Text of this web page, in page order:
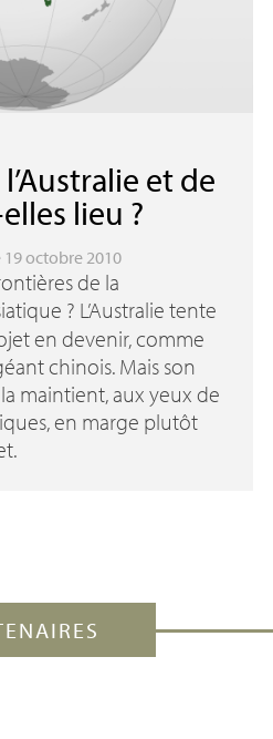
et de
lieu ?
19 octobre 2010
de la
? L’Australie tente
en devenir, comme
chinois. Mais son
maintient, aux yeux de
en marge plutôt